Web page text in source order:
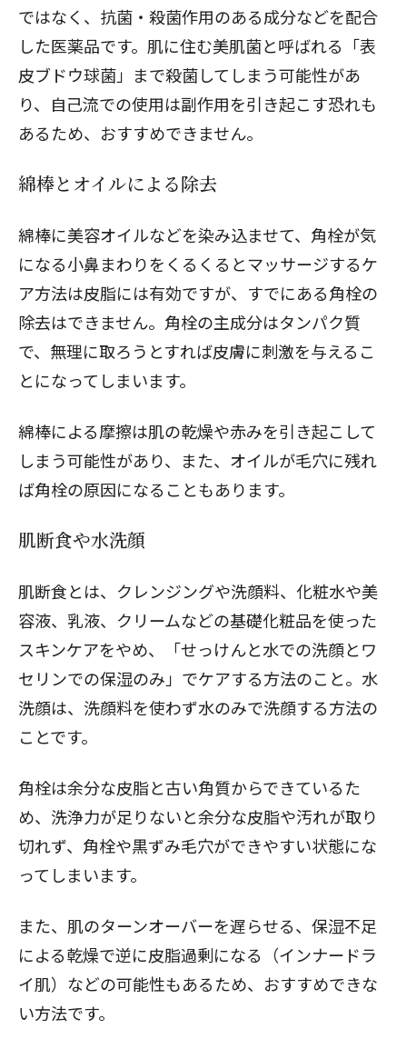
ではなく、抗菌・殺菌作用のある成分などを配合
した医薬品です。肌に住む美肌菌と呼ばれる「表
皮ブドウ球菌」まで殺菌してしまう可能性があ
り、自己流での使用は副作用を引き起こす恐れも
あるため、おすすめできません。
綿棒とオイルによる除去
綿棒に美容オイルなどを染み込ませて、角栓が気
になる小鼻まわりをくるくるとマッサージするケ
ア方法は皮脂には有効ですが、すでにある角栓の
除去はできません。角栓の主成分はタンパク質
で、無理に取ろうとすれば皮膚に刺激を与えるこ
とになってしまいます。
綿棒による摩擦は肌の乾燥や赤みを引き起こして
しまう可能性があり、また、オイルが毛穴に残れ
ば角栓の原因になることもあります。
肌断食や水洗顔
肌断食とは、クレンジングや洗顔料、化粧水や美
容液、乳液、クリームなどの基礎化粧品を使った
スキンケアをやめ、「せっけんと水での洗顔とワ
セリンでの保湿のみ」でケアする方法のこと。水
洗顔は、洗顔料を使わず水のみで洗顔する方法の
ことです。
角栓は余分な皮脂と古い角質からできているた
め、洗浄力が足りないと余分な皮脂や汚れが取り
切れず、角栓や黒ずみ毛穴ができやすい状態にな
ってしまいます。
また、肌のターンオーバーを遅らせる、保湿不足
による乾燥で逆に皮脂過剰になる（インナードラ
イ肌）などの可能性もあるため、おすすめできな
い方法です。